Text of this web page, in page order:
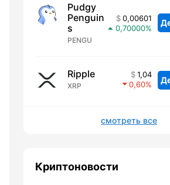
Pudgy
Penguin
s
PENGU
0,00601
0,70000
Ripple
XRP
1,04
0,60
смотреть все
Криптоновости